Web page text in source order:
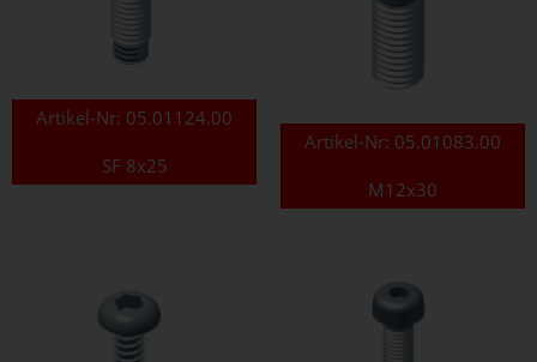
Artikel-Nr: 05.01124.00
SF 8x25
Artikel-Nr: 05.01083.00
M12x30